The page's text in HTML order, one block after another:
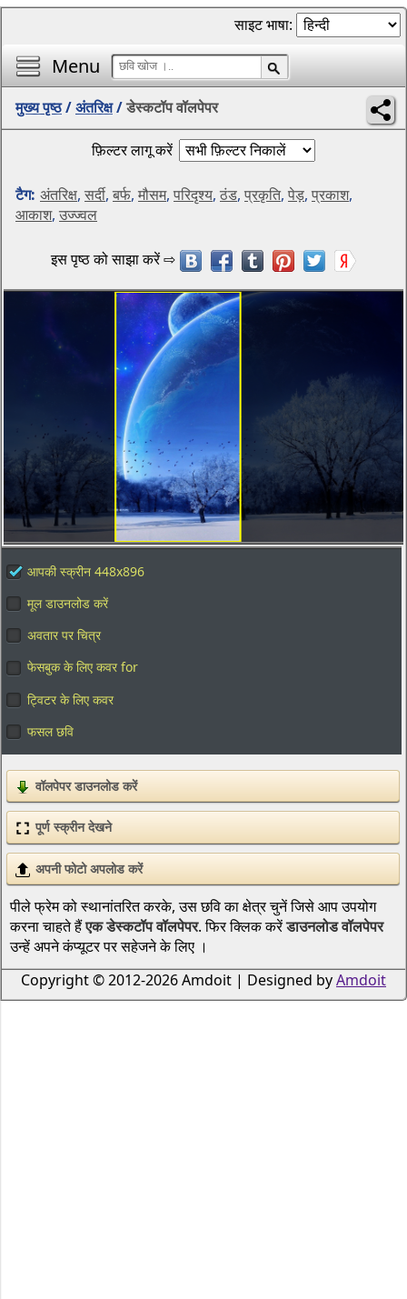
Menu
साइट भाषा:
मुख्य पृष्ठ/अंतरिक्ष/डेस्कटॉप वॉलपेपर
फ़िल्टर लागू करें
टैग: अंतरिक्ष, सर्दी, बर्फ, मौसम, परिदृश्य, ठंड, प्रकृति, पेड़, प्रकाश,
आकाश, उज्ज्वल
आपकी स्क्रीन 448x896
मूल डाउनलोड करें
अवतार पर चित्र
फेसबुक के लिए कवर for
ट्विटर के लिए कवर
फसल छवि
वॉलपेपर डाउनलोड करें
पूर्ण स्क्रीन देखने
अपनी फोटो अपलोड करें
पीले फ्रेम को स्थानांतरित करके, उस छवि का क्षेत्र चुनें जिसे आप उपयोग
करना चाहते हैंएक डेस्कटॉप वॉलपेपर. फिर क्लिक करेंडाउनलोड वॉलपेपर
उन्हें अपने कंप्यूटर पर सहेजने के लिए ।
Copyright © 2012-2026 Amdoit | Designed byAmdoit